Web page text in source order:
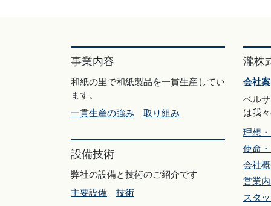
事業内容
和紙の里で和紙製品を一貫生産してい
ます。
一貫生産の強み
取り組み
設備技術
弊社の設備と技術のご紹介です
主要設備
技術
瀧株
会社
ベル
は我
理想
使命
会社
営業
スタ